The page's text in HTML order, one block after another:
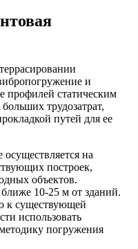
и
профилей статическим
трудозатрат,
путей для ее
на
построек,
объектов.
10-25 м от зданий.
к существующей
использовать
погружения